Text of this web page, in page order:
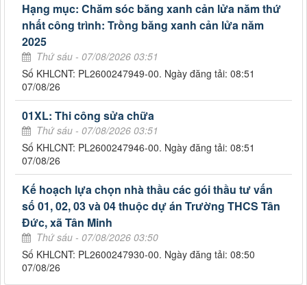
Hạng mục: Chăm sóc băng xanh cản lửa năm thứ
nhất công trình: Trồng băng xanh cản lửa năm
2025
Thứ sáu - 07/08/2026 03:51
Số KHLCNT: PL2600247949-00. Ngày đăng tải: 08:51
07/08/26
01XL: Thi công sửa chữa
Thứ sáu - 07/08/2026 03:51
Số KHLCNT: PL2600247946-00. Ngày đăng tải: 08:51
07/08/26
Kế hoạch lựa chọn nhà thầu các gói thầu tư vấn
số 01, 02, 03 và 04 thuộc dự án Trường THCS Tân
Đức, xã Tân Minh
Thứ sáu - 07/08/2026 03:50
Số KHLCNT: PL2600247930-00. Ngày đăng tải: 08:50
07/08/26